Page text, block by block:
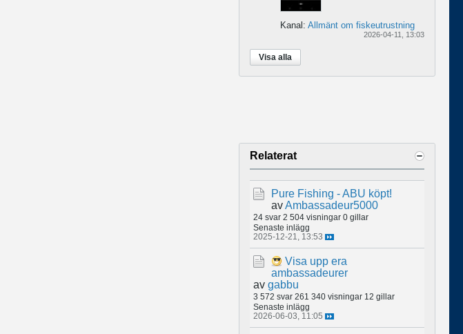
Kanal: Allmänt om fiskeutrustning
2026-04-11, 13:03
Visa alla
Relaterat
Pure Fishing - ABU köpt!
avAmbassadeur5000
24 svar 2 504 visningar 0 gillar
Senaste inlägg
2025-12-21, 13:53
Visa upp era
ambassadeurer
av gabbu
3 572 svar 261 340 visningar 12 gillar
Senaste inlägg
2026-06-03, 11:05